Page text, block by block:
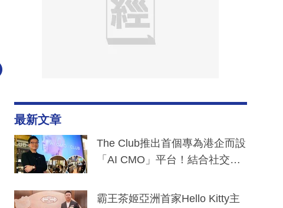
最新文章
The Club推出首個專為港企而設
「AI CMO」平台！結合社交聆
分鐘生成「貼地」宣傳短片
霸王茶姬亞洲首家Hello Kitty主